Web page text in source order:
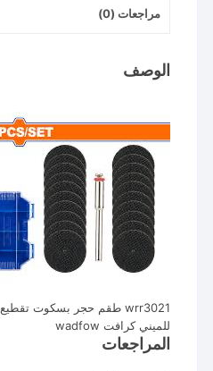
مراجعات (0)
الوصف
wrr3021 طقم حجر بسكوت تقطيع
للميني كرافت wadfow
المراجعات